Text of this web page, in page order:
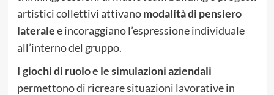
artistici collettivi attivanomodalità di pensiero
lateralee incoraggiano l’espressione individuale
all’interno del gruppo.
I giochi di ruolo e le simulazioni aziendali
permettono di ricreare situazioni lavorative in